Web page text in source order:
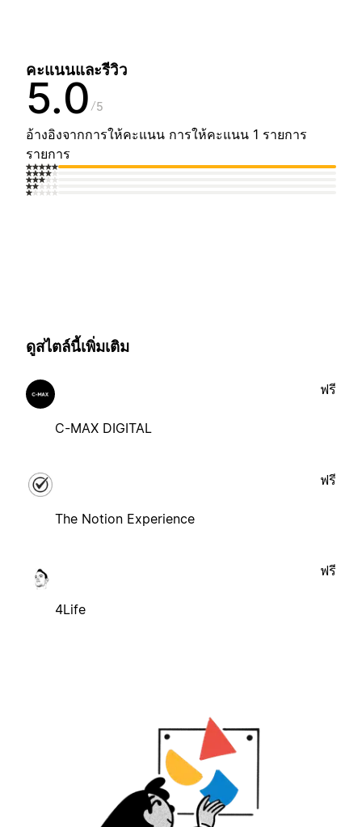
คะแนนและรีวิว
5.0 5
อ้างอิงจากการให้คะแนน การให้คะแนน 1 รายการ
รายการ
ดูสไตล์นี้เพิ่มเติม
C-MAX DIGITAL
ฟรี
The Notion Experience
ฟรี
4Life
ฟรี